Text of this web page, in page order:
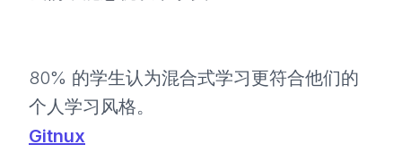
80% 的学生认为混合式学习更符合他们的
个人学习风格。
Gitnux